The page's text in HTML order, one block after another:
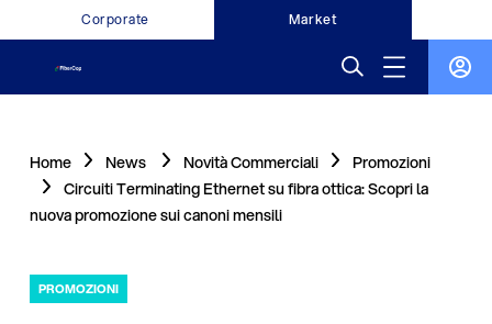
Corporate Market
Home News Novità Commerciali
Promozioni
Circuiti Terminating Ethernet su fibra ottica: Scopri la
nuova promozione sui canoni mensili
PROMOZIONI